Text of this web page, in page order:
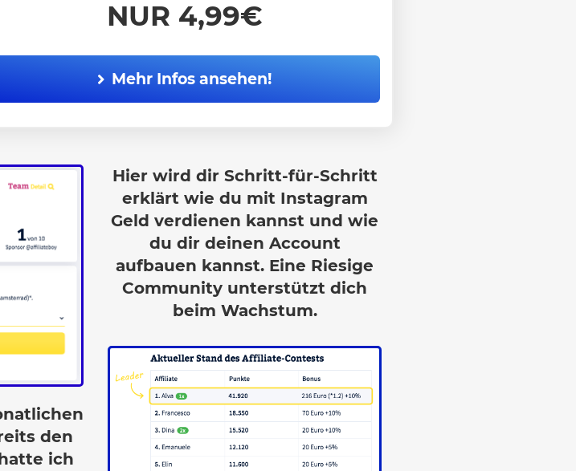
NUR 4,99€
Mehr Infos ansehen!
den
ich
Hier wird dir Schritt-für-Schritt
erklärt wie du mit Instagram
Geld verdienen kannst und wie
du dir deinen Account
aufbauen kannst. Eine Riesige
Community unterstützt dich
beim Wachstum.